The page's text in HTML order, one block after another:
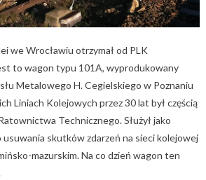
we Wrocławiu otrzymał od PLK
to wagon typu 101A, wyprodukowany
Metalowego H. Cegielskiego w Poznaniu
Liniach Kolejowych przez 30 lat był częścią
Technicznego. Służył jako
usuwania skutków zdarzeń na sieci kolejowej
mazurskim. Na co dzień wagon ten